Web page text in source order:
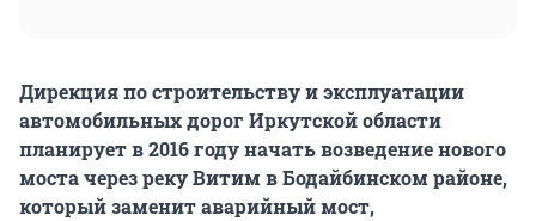
Дирекция по строительству и эксплуатации
автомобильных дорог Иркутской области
планирует в 2016 году начать возведение нового
моста через реку Витим в Бодайбинском районе,
который заменит аварийный мост,